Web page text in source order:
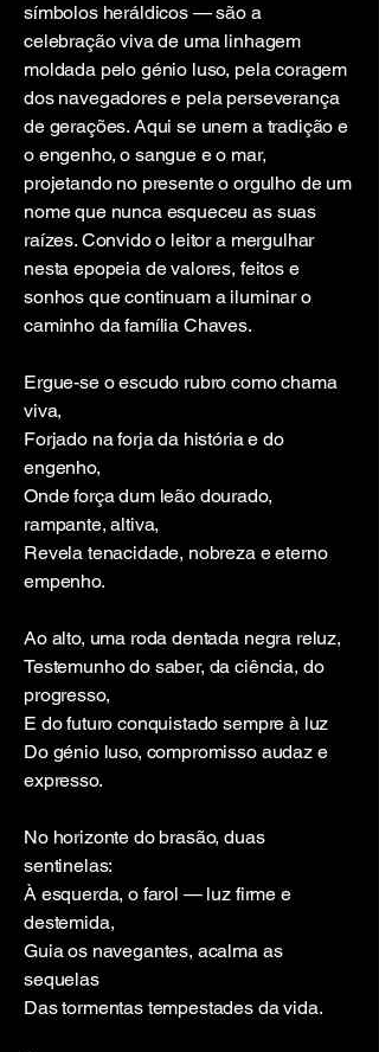
símbolos heráldicos — são a
celebração viva de uma linhagem
moldada pelo génio luso, pela coragem
dos navegadores e pela perseverança
de gerações. Aqui se unem a tradição e
o engenho, o sangue e o mar,
projetando no presente o orgulho de um
nome que nunca esqueceu as suas
raízes. Convido o leitor a mergulhar
nesta epopeia de valores, feitos e
sonhos que continuam a iluminar o
caminho da família Chaves.
Ergue-se o escudo rubro como chama
viva,
Forjado na forja da história e do
engenho,
Onde força dum leão dourado,
rampante, altiva,
Revela tenacidade, nobreza e eterno
empenho.
Ao alto, uma roda dentada negra reluz,
Testemunho do saber, da ciência, do
progresso,
E do futuro conquistado sempre à luz
Do génio luso, compromisso audaz e
expresso.
No horizonte do brasão, duas
sentinelas:
À esquerda, o farol — luz firme e
destemida,
Guia os navegantes, acalma as
sequelas
Das tormentas tempestades da vida.